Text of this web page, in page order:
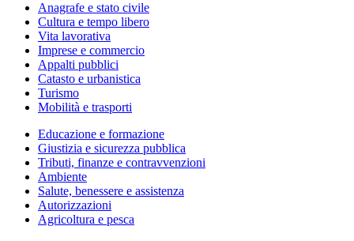
Anagrafe e stato civile
Cultura e tempo libero
Vita lavorativa
Imprese e commercio
Appalti pubblici
Catasto e urbanistica
Turismo
Mobilità e trasporti
Educazione e formazione
Giustizia e sicurezza pubblica
Tributi, finanze e contravvenzioni
Ambiente
Salute, benessere e assistenza
Autorizzazioni
Agricoltura e pesca